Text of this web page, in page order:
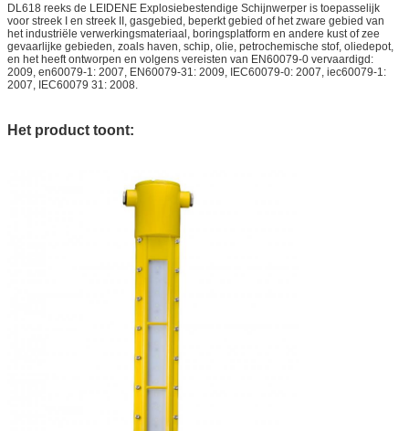
DL618 reeks de LEIDENE Explosiebestendige Schijnwerper is toepasselijk
voor streek I en streek II, gasgebied, beperkt gebied of het zware gebied van
het industriële verwerkingsmateriaal, boringsplatform en andere kust of zee
gevaarlijke gebieden, zoals haven, schip, olie, petrochemische stof, oliedepot,
en het heeft ontworpen en volgens vereisten van EN60079-0 vervaardigd:
2009, en60079-1: 2007, EN60079-31: 2009, IEC60079-0: 2007, iec60079-1:
2007, IEC60079 31: 2008.
Het product toont: